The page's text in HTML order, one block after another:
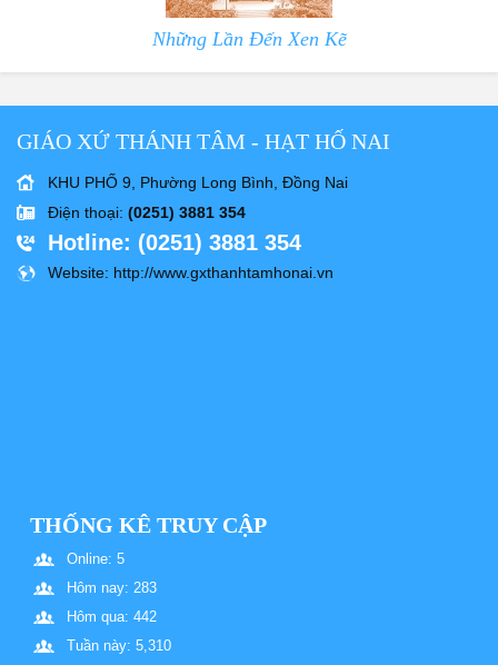
Những Lần Đến Xen Kẽ
GIÁO XỨ THÁNH TÂM - HẠT HỐ NAI
KHU PHỐ 9, Phường Long Bình, Đồng Nai
Điện thoại: (0251) 3881 354
Hotline: (0251) 3881 354
Website: http://www.gxthanhtamhonai.vn
THỐNG KÊ TRUY CẬP
Online: 5
Hôm nay: 283
Hôm qua: 442
Tuần này: 5,310